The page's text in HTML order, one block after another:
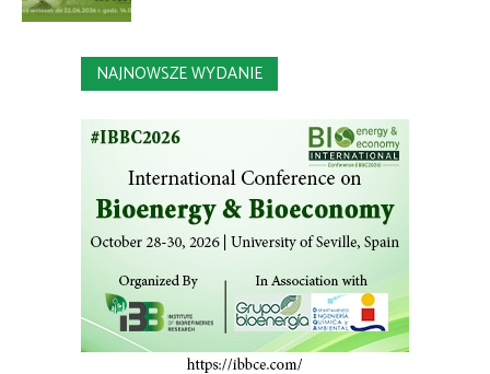
NAJNOWSZE WYDANIE